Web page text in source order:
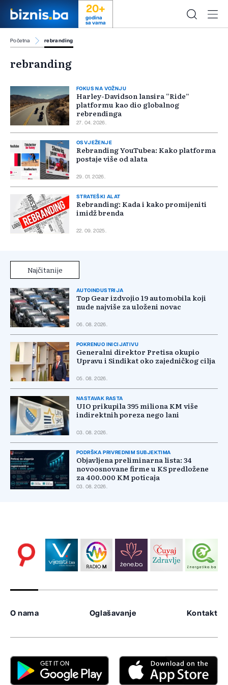
20+
godina
sa vama
Početna rebranding
rebranding
FOKUS NA VOŽNJU
Harley-Davidson lansira “Ride”
platformu kao dio globalnog
rebrendinga
27. 04. 2026.
OSVJEŽENJE
Rebranding YouTubea: Kako platforma
postaje više od alata
29. 01. 2026.
STRATEŠKI ALAT
Rebranding: Kada i kako promijeniti
imidž brenda
22. 09. 2025.
Najčitanije
AUTOINDUSTRIJA
Top Gear izdvojio 19 automobila koji
nude najviše za uloženi novac
06. 08. 2026.
POKRENUO INICIJATIVU
Generalni direktor Pretisa okupio
Upravu i Sindikat oko zajedničkog cilja
05. 08. 2026.
NASTAVAK RASTA
UIO prikupila 395 miliona KM više
indirektnih poreza nego lani
03. 08. 2026.
PODRŠKA PRIVREDNIM SUBJEKTIMA
Objavljena preliminarna lista: 34
novoosnovane firme u KS predložene
za 400.000 KM poticaja
03. 08. 2026.
O nama Oglašavanje Kontakt